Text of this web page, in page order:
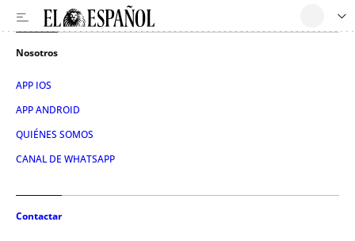
Nosotros
APP IOS
APP ANDROID
QUIÉNES SOMOS
CANAL DE WHATSAPP
Contactar